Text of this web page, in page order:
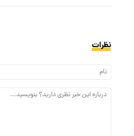
نظرات